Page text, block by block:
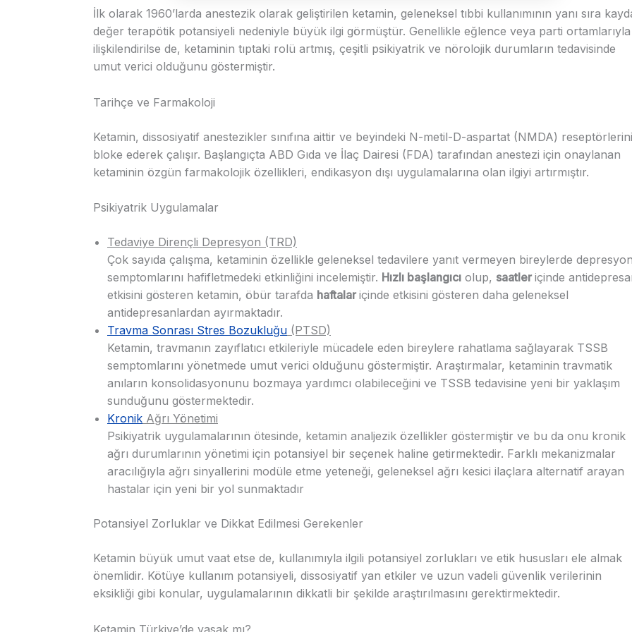
İlk olarak 1960’larda anestezik olarak geliştirilen ketamin, geleneksel tıbbi kullanımının yanı sıra
değer terapötik potansiyeli nedeniyle büyük ilgi görmüştür. Genellikle eğlence veya parti ortamlarıyla
ilişkilendirilse de, ketaminin tıptaki rolü artmış, çeşitli psikiyatrik ve nörolojik durumların tedavisinde
umut verici olduğunu göstermiştir.
Tarihçe ve Farmakoloji
Ketamin, dissosiyatif anestezikler sınıfına aittir ve beyindeki N-metil-D-aspartat (NMDA) reseptörlerini
bloke ederek çalışır. Başlangıçta ABD Gıda ve İlaç Dairesi (FDA) tarafından anestezi için onaylanan
ketaminin özgün farmakolojik özellikleri, endikasyon dışı uygulamalarına olan ilgiyi artırmıştır.
Psikiyatrik Uygulamalar
Tedaviye Dirençli Depresyon (TRD)
Çok sayıda çalışma, ketaminin özellikle geleneksel tedavilere yanıt vermeyen bireylerde depresyon
semptomlarını hafifletmedeki etkinliğini incelemiştir. Hızlı başlangıcı olup, saatler içinde
etkisini gösteren ketamin, öbür tarafda haftalar içinde etkisini gösteren daha geleneksel
antidepresanlardan ayırmaktadır.
Travma Sonrası Stres Bozukluğu (PTSD)
Ketamin, travmanın zayıflatıcı etkileriyle mücadele eden bireylere rahatlama sağlayarak TSSB
semptomlarını yönetmede umut verici olduğunu göstermiştir. Araştırmalar, ketaminin travmatik
anıların konsolidasyonunu bozmaya yardımcı olabileceğini ve TSSB tedavisine yeni bir yaklaşım
sunduğunu göstermektedir.
Kronik Ağrı Yönetimi
Psikiyatrik uygulamalarının ötesinde, ketamin analjezik özellikler göstermiştir ve bu da onu kronik
ağrı durumlarının yönetimi için potansiyel bir seçenek haline getirmektedir. Farklı mekanizmalar
aracılığıyla ağrı sinyallerini modüle etme yeteneği, geleneksel ağrı kesici ilaçlara alternatif arayan
hastalar için yeni bir yol sunmaktadır
Potansiyel Zorluklar ve Dikkat Edilmesi Gerekenler
Ketamin büyük umut vaat etse de, kullanımıyla ilgili potansiyel zorlukları ve etik hususları ele almak
önemlidir. Kötüye kullanım potansiyeli, dissosiyatif yan etkiler ve uzun vadeli güvenlik verilerinin
eksikliği gibi konular, uygulamalarının dikkatli bir şekilde araştırılmasını gerektirmektedir.